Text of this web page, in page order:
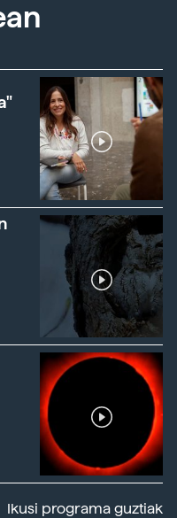
Ikusi programa guztiak